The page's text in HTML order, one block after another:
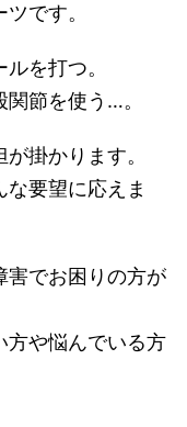
です。
を打つ。
節を使う…。
掛かります。
要望に応えま
害でお困りの方が
方や悩んでいる方